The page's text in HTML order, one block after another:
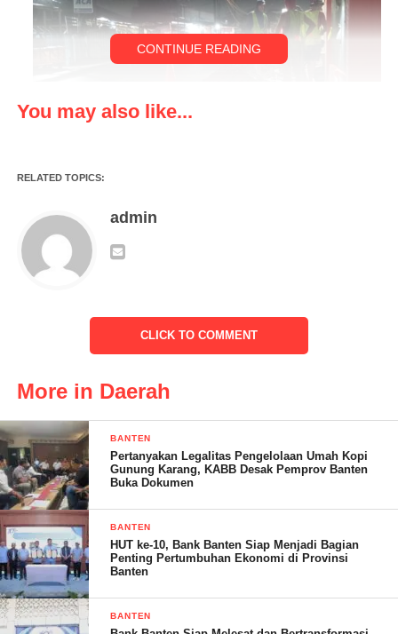
SERANG klikviral.com – Aparat Kepolisian Polda Banten,
diminta untuk segera mengusut tuntas dugaan pencurian kabel
milik PT Telkom yang diduga melibatkan aparat penegak
CONTINUE READING
You may also like...
RELATED TOPICS:
admin
CLICK TO COMMENT
More in Daerah
BANTEN
Pertanyakan Legalitas Pengelolaan Umah Kopi
Gunung Karang, KABB Desak Pemprov Banten
Buka Dokumen
BANTEN
HUT ke-10, Bank Banten Siap Menjadi Bagian
Penting Pertumbuhan Ekonomi di Provinsi
Banten
BANTEN